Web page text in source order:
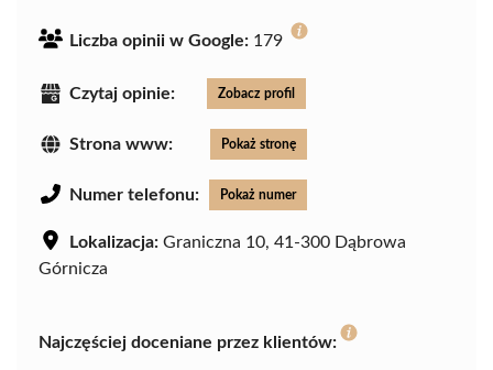
Liczba opinii w Google: 179
Czytaj opinie: Zobacz profil
Strona www: Pokaż stronę
Numer telefonu: Pokaż numer
Lokalizacja: Graniczna 10, 41-300 Dąbrowa
Górnicza
Najczęściej doceniane przez klientów: